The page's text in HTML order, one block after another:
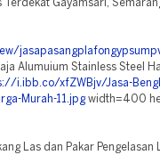
Terdekat Gayamsari,
Alumuium Stainless Steel
i.ibb.co/xfZWBjv/Jasa-
Murah-11.jpgwidth=400
Las dan Pakar Pengelasan